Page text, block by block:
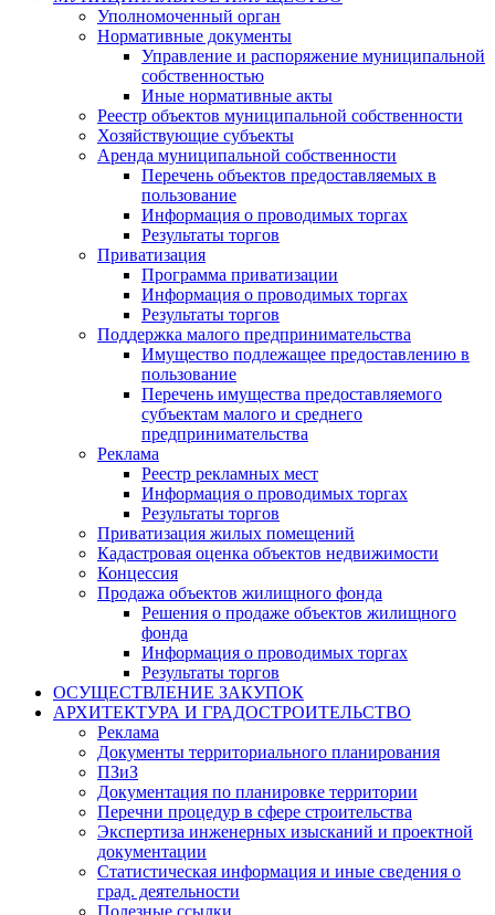
Уполномоченный орган
Нормативные документы
Управление и распоряжение муниципальной
собственностью
Иные нормативные акты
Реестр объектов муниципальной собственности
Хозяйствующие субъекты
Аренда муниципальной собственности
Перечень объектов предоставляемых в
пользование
Информация о проводимых торгах
Результаты торгов
Приватизация
Программа приватизации
Информация о проводимых торгах
Результаты торгов
Поддержка малого предпринимательства
Имущество подлежащее предоставлению в
пользование
Перечень имущества предоставляемого
субъектам малого и среднего
предпринимательства
Реклама
Реестр рекламных мест
Информация о проводимых торгах
Результаты торгов
Приватизация жилых помещений
Кадастровая оценка объектов недвижимости
Концессия
Продажа объектов жилищного фонда
Решения о продаже объектов жилищного
фонда
Информация о проводимых торгах
Результаты торгов
ОСУЩЕСТВЛЕНИЕ ЗАКУПОК
АРХИТЕКТУРА И ГРАДОСТРОИТЕЛЬСТВО
Реклама
Документы территориального планирования
ПЗиЗ
Документация по планировке территории
Перечни процедур в сфере строительства
Экспертиза инженерных изысканий и проектной
документации
Статистическая информация и иные сведения о
град. деятельности
Полезные ссылки